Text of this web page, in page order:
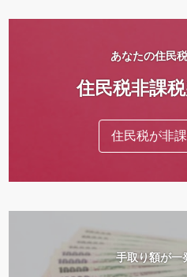
あなたの住民
住民税非課
住民税が非
手取り額が一